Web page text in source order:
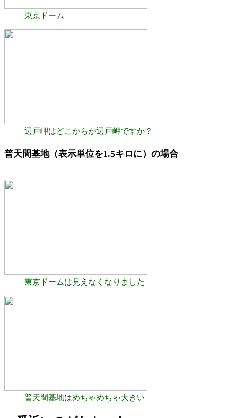
東京ドーム
辺戸岬はどこからが辺戸岬ですか？
普天間基地（表示単位を1.5キロに）の場合
東京ドームは見えなくなりました
普天間基地はめちゃめちゃ大きい